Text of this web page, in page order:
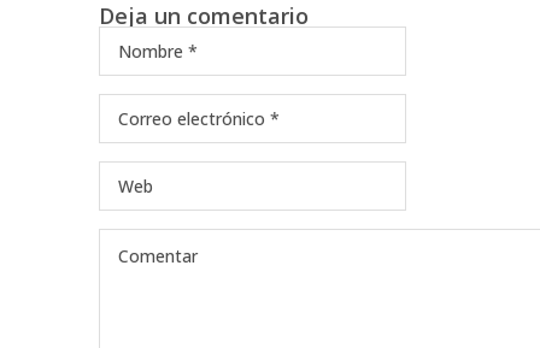
Deja un comentario